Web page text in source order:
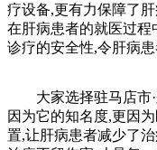
疗设备,更有力保障了
在肝病患者的就医过程
诊疗的安全性,令肝病
大家选择驻马店市·
因为它的知名度,更因
置,让肝病患者减少了